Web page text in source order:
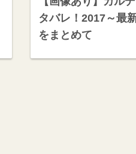
タバレ！2017～最
をまとめて